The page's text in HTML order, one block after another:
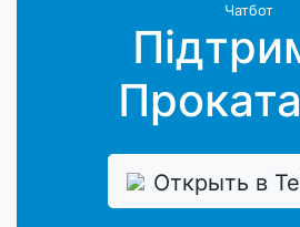
Чатбот
Открыть в